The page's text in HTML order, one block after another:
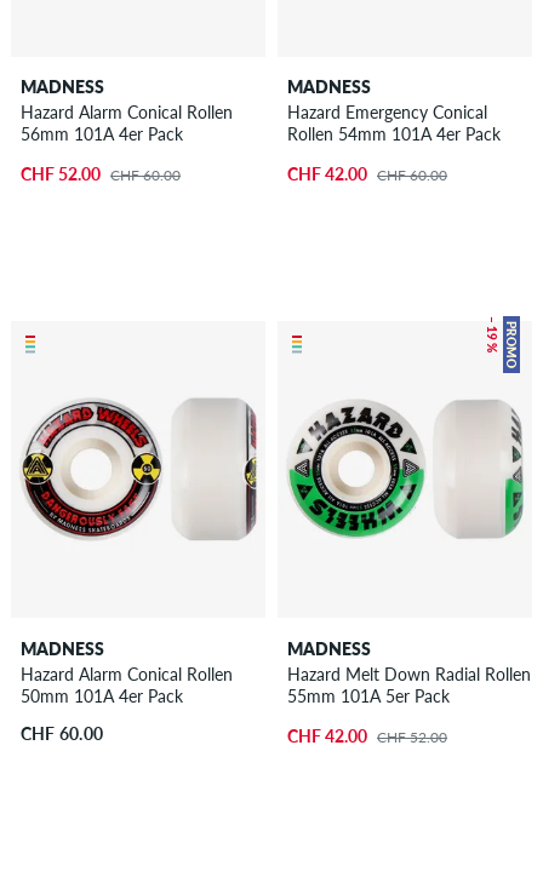
MADNESS
Hazard Alarm Conical Rollen
56mm 101A 4er Pack
CHF 52.00 CHF 60.00
MADNESS
Hazard Emergency Conical
Rollen 54mm 101A 4er Pack
CHF 42.00 CHF 60.00
MADNESS
Hazard Alarm Conical Rollen
50mm 101A 4er Pack
CHF 60.00
PROMO
– 19 %
MADNESS
Hazard Melt Down Radial Rollen
55mm 101A 5er Pack
CHF 42.00 CHF 52.00